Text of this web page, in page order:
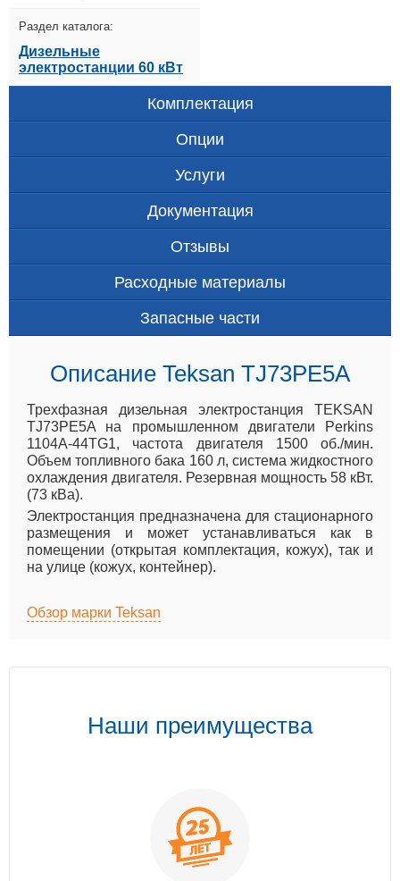
Раздел каталога:
Дизельные
электростанции 60 кВт
Комплектация
Опции
Услуги
Документация
Отзывы
Расходные материалы
Запасные части
Описание Teksan TJ73PE5A
Трехфазная дизельная электростанция TEKSAN
TJ73PE5A на промышленном двигатели Perkins
1104A-44TG1, частота двигателя 1500 об./мин.
Объем топливного бака 160 л, система жидкостного
охлаждения двигателя. Резервная мощность 58 кВт.
(73 кВа).
Электростанция предназначена для стационарного
размещения и может устанавливаться как в
помещении (открытая комплектация, кожух), так и
на улице (кожух, контейнер).
Обзор марки Teksan
Наши преимущества